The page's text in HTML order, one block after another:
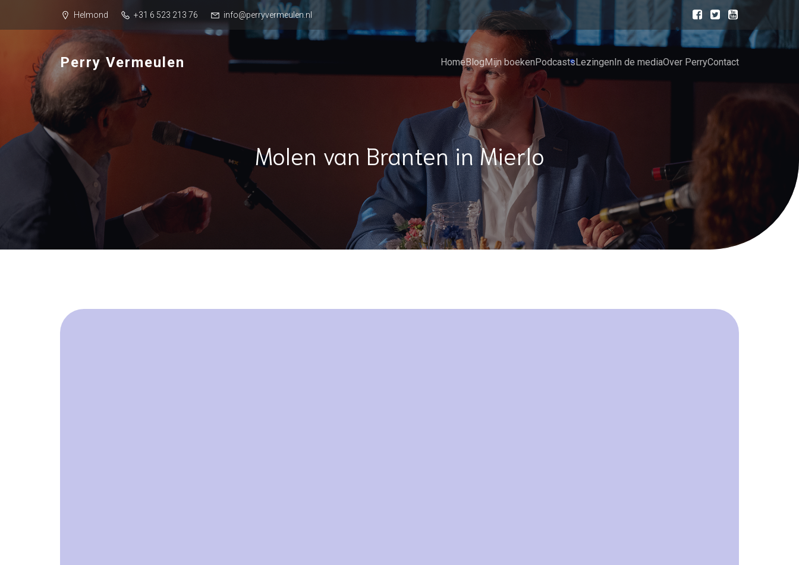
Helmond +31 6 523 213 76 info@perryvermeulen.nl
Perry Vermeulen HomeBlogMijn boekenPodcastsLezingenIn de mediaOver PerryContact
Molen van Branten in Mierlo